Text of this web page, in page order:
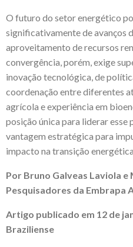
O futuro do setor energético
significativamente de avanços
aproveitamento de recursos
convergência, porém, exige
inovação tecnológica, de
coordenação entre diferentes
agrícola e experiência em
posição única para liderar esse
vantagem estratégica para
impacto na transição
Por Bruno Galveas Laviola
Pesquisadores da Embrapa
Artigo publicado em 12 de
Braziliense